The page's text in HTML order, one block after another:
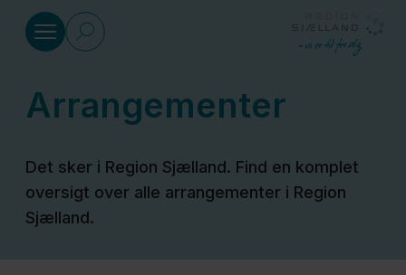
Sundhed
Social
Arrangementer
Det sker i Region Sjælland. Find en komplet
oversigt over alle arrangementer i Region
Sjælland.